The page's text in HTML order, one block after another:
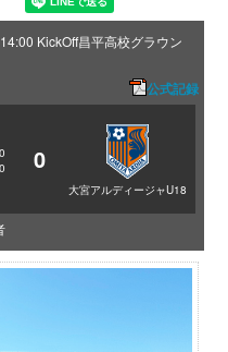
KickOff昌平高校グラウン
公式記録
0
0 0
大宮アルディージャU18